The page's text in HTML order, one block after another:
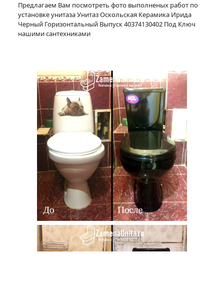
Предлагаем Вам посмотреть фото выполненых работ по
установке унитаза Унитаз Оскольская Керамика Ирида
Черный Горизонтальный Выпуск 40374130402 Под Ключ
нашими сантехниками